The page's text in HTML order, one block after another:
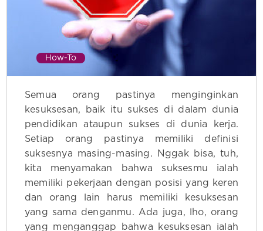
How-To
Semua orang pastinya menginginkan
kesuksesan, baik itu sukses di dalam dunia
pendidikan ataupun sukses di dunia kerja.
Setiap orang pastinya memiliki definisi
suksesnya masing-masing. Nggak bisa, tuh,
kita menyamakan bahwa suksesmu ialah
memiliki pekerjaan dengan posisi yang keren
dan orang lain harus memiliki kesuksesan
yang sama denganmu. Ada juga, lho, orang
yang menganggap bahwa kesuksesan ialah